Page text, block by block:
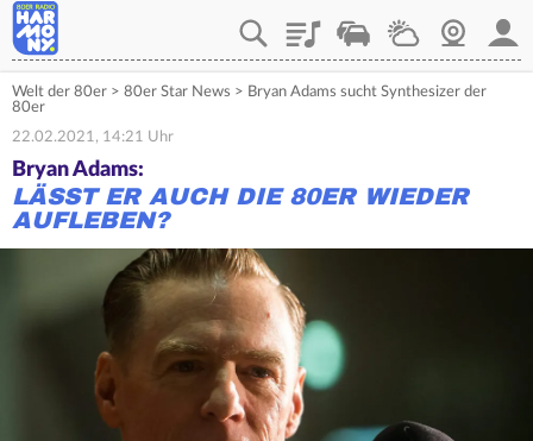
PlaylistVerkehrWetterWebcam
Welt der 80er > 80er Star News > Bryan Adams sucht Synthesizer der
80er
22.02.2021, 14:21 Uhr
Bryan Adams:
LÄSST ER AUCH DIE 80ER WIEDER
AUFLEBEN?